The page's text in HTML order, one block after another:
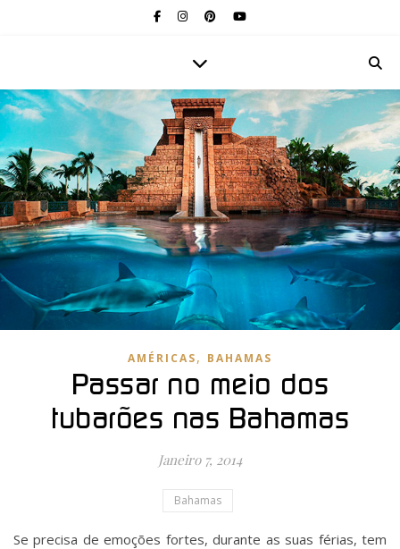
AMÉRICAS, BAHAMAS
Passar no meio dos
tubarões nas Bahamas
Janeiro 7, 2014
Bahamas
Se precisa de emoções fortes, durante as suas férias, tem